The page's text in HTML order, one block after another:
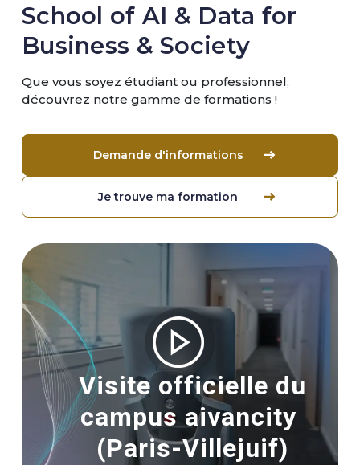
School of AI & Data for
Business & Society
Que vous soyez étudiant ou professionnel,
découvrez notre gamme de formations !
Demande d'informations
Je trouve ma formation
Image
Visite officielle du
campus aivancity
(Paris-Villejuif)